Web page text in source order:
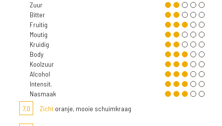
Zuur
Bitter
Fruitig
Moutig
Kruidig
Body
Koolzuur
Alcohol
Intensit.
Nasmaak
7,0
Zicht oranje, mooie schuimkraag